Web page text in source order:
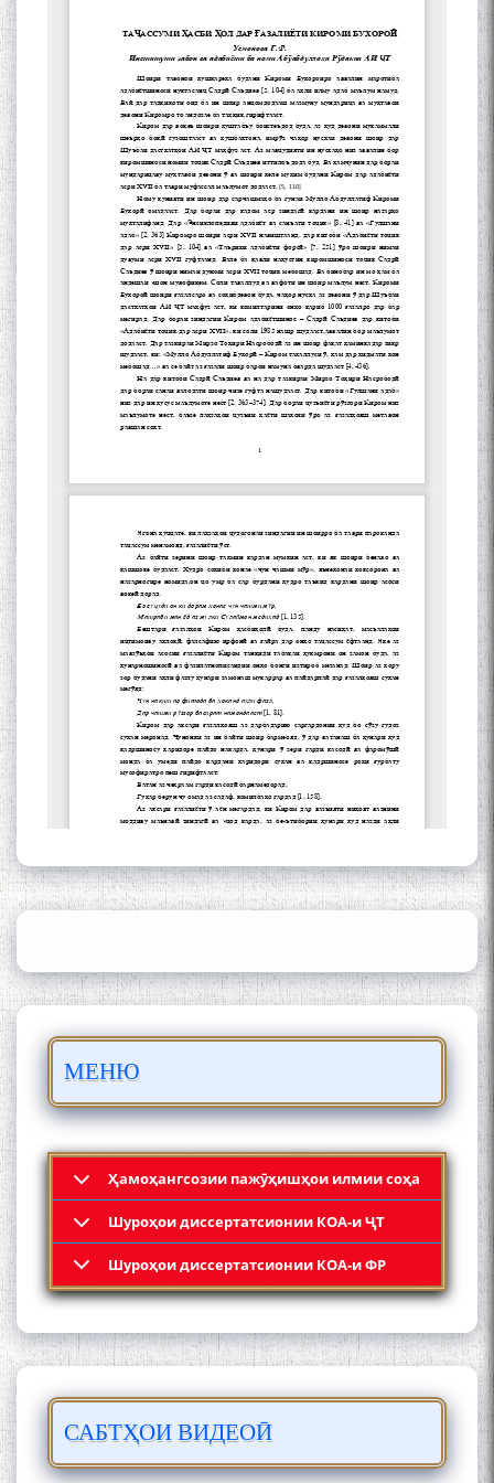
МЕНЮ
Ҳамоҳангсозии пажӯҳишҳои илмии соҳа
Шyроҳои диссертатсионии КОА-и ҶТ
Шyроҳои диссертатсионии КОА-и ФР
САБТҲОИ ВИДЕОӢ
Сухбати навқаламон бо
Муъмин Қаноат\Meeting of
young talents with Mumyin
Kanoat
The Persian Gulf Beautiful
poetry from Устод Мумин
Қаноат (Ustod Mumin Qanoat)
and Master Mehryar
of the name of the Persian
Сайри Дарвоз бо Мӯъмин
Қаноат: Чанор ҳам "гап"
мезанад
ШАРҲИ МУЛОҚОТ БО АҲЛИ
АКАДЕМИЯИ МИЛЛИИ
ИЛМҲОИ ТОҶИКИСТОН
БО 4 000 000 СОМОНӢ
МӮЪМИН ҚАНОАТ СОХТА
Кадамчо Худои Шарифзода
Сайре дар Осорхона